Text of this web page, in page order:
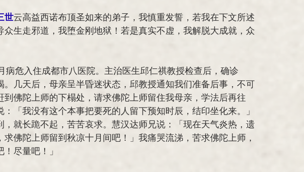
世云高益西诺布顶圣如来的弟子，我慎重发誓，若我在下文所述
生走邪道，我堕金刚地狱！若是真实不虚，我解脱大成就，众
几天后，母亲呈半昏迷状态，邱教授通知我们准备后事，不可
佛陀上师的下榻处，请求佛陀上师留住我母亲，学法后再往
「我没有这个本事把要死的人留下预知时辰，结印坐化来。」
就长跪不起，苦苦哀求。慧汉达师兄说：「现在天气炎热，遗
佛陀上师留到秋凉十月间吧！」我痛哭流涕，苦求佛陀上师，
尽量吧！」